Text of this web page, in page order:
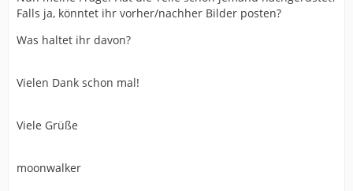
Falls ja, könntet ihr vorher/nachher Bilder posten?
Was haltet ihr davon?
Vielen Dank schon mal!
Viele Grüße
moonwalker